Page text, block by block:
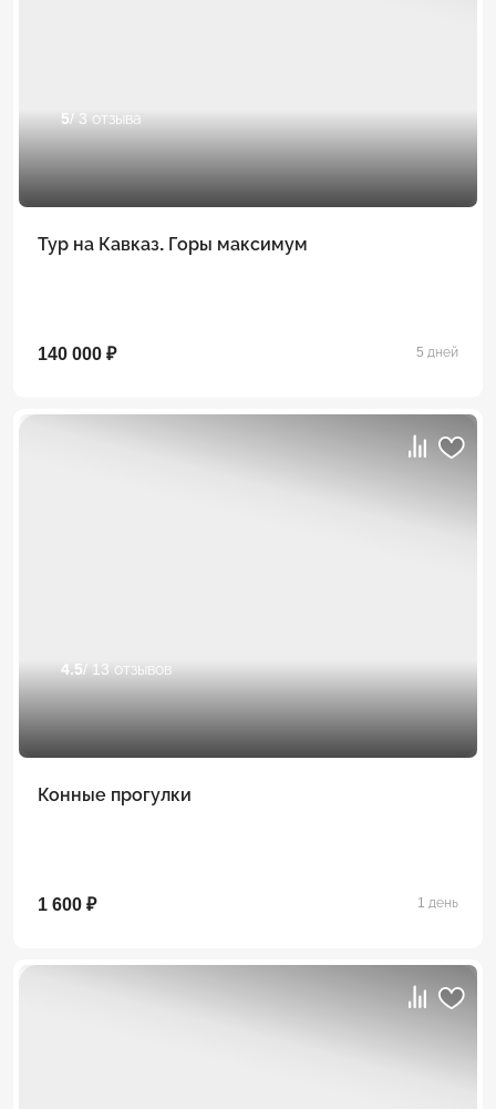
5/ 3 отзыва
Тур на Кавказ. Горы максимум
140 000 ₽ 5 дней
4.5/ 13 отзывов
Конные прогулки
1 600 ₽ 1 день